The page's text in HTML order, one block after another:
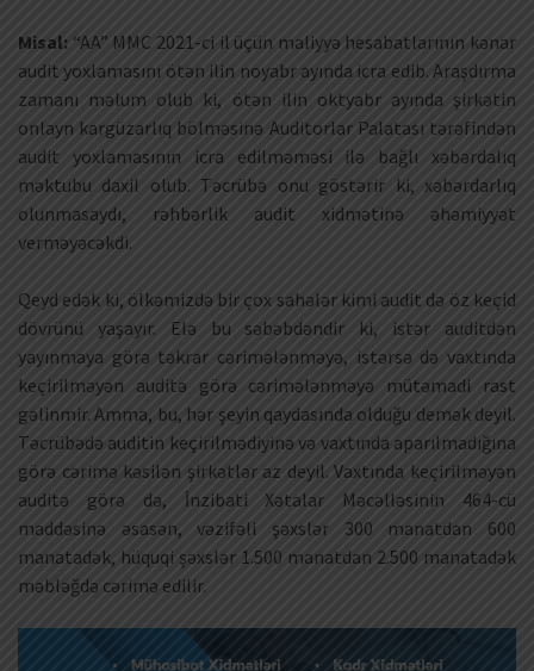
Misal: “AA” MMC 2021-ci il üçün maliyyə hesabatlarının kənar
audit yoxlamasını ötən ilin noyabr ayında icra edib. Araşdırma
zamanı məlum olub ki, ötən ilin oktyabr ayında şirkətin
onlayn kargüzarlıq bölməsinə Auditorlar Palatası tərəfindən
audit yoxlamasının icra edilməməsi ilə bağlı xəbərdalıq
məktubu daxil olub. Təcrübə onu göstərir ki, xəbərdarlıq
olunmasaydı, rəhbərlik audit xidmətinə əhəmiyyət
verməyəcəkdi.
Qeyd edək ki, ölkəmizdə bir çox sahələr kimi audit də öz keçid
dövrünü yaşayır. Elə bu səbəbdəndir ki, istər auditdən
yayınmaya görə təkrar cərimələnməyə, istərsə də vaxtında
keçirilməyən auditə görə cərimələnməyə mütəmadi rast
gəlinmir. Amma, bu, hər şeyin qaydasında olduğu demək deyil.
Təcrübədə auditin keçirilmədiyinə və vaxtında aparılmadığına
görə cərimə kəsilən şirkətlər az deyil. Vaxtında keçirilməyən
auditə görə də, İnzibati Xətalar Məcəlləsinin 464-cü
maddəsinə əsasən, vəzifəli şəxslər 300 manatdan 600
manatadək, hüquqi şəxslər 1.500 manatdan 2.500 manatadək
məbləğdə cərimə edilir.